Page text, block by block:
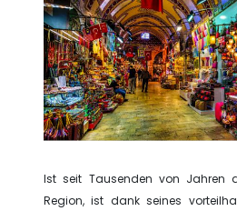
Ist seit Tausenden von Jahren
Region, ist dank seines